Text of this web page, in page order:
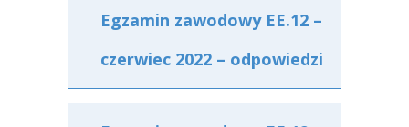
Egzamin zawodowy EE.12 –
czerwiec 2022 – odpowiedzi